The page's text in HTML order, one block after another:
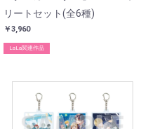
リートセット(全6種)
￥3,960
LaLa関連作品